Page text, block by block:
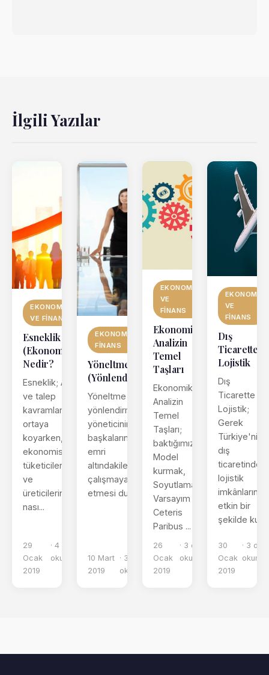
İlgili Yazılar
EKONOMI
VE FINANS
Esneklik
(Ekonomi)
Nedir?
Esneklik; Arz
ve talep
kavramlarını
ortaya
koyarken,
ekonomistler
tüketicilerin
ve
üreticilerin
nası...
29
Ocak
2019
· 4 dk
okuma
EKONOMI VE
FINANS
Yöneltme
(Yönlendirme)
Yöneltme yani
yönlendirme
yöneticinin
başkalarını yani
emri
altındakileri
çalışmaya sevk
etmesi duru...
10 Mart
2019
· 3 dk
okuma
EKONOMI
VE
FINANS
Ekonomik
Analizin
Temel
Taşları
Ekonomik
Analizin
Temel
Taşları;
baktığımızda
Model
kurmak,
Soyutlamak,
Varsayım ve
Ceteris
Paribus ...
26
Ocak
2019
· 3 dk
okuma
EKONOMI
VE
FINANS
Dış
Ticarette
Lojistik
Dış
Ticarette
Lojistik;
Gerek
Türkiye'nin
dış
ticaretinde
lojistik
imkânlarının
etkin bir
şekilde ku...
30
Ocak
2019
· 3 dk
okuma